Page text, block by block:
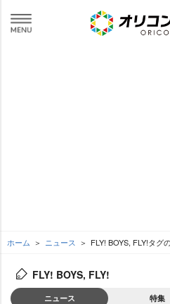
ホーム ニュース FLY! BOYS, FLY!タグ
FLY! BOYS, FLY!
ニュース 特集